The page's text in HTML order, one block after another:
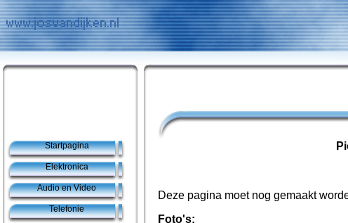
Startpagina
Elektronica
Audio en Video
Telefonie
Deze pagina moet nog gemaakt
Foto's: